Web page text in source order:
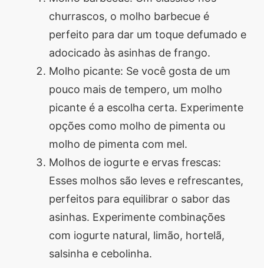
churrascos, o molho barbecue é
perfeito para dar um toque defumado e
adocicado às asinhas de frango.
Molho picante: Se você gosta de um
pouco mais de tempero, um molho
picante é a escolha certa. Experimente
opções como molho de pimenta ou
molho de pimenta com mel.
Molhos de iogurte e ervas frescas:
Esses molhos são leves e refrescantes,
perfeitos para equilibrar o sabor das
asinhas. Experimente combinações
com iogurte natural, limão, hortelã,
salsinha e cebolinha.